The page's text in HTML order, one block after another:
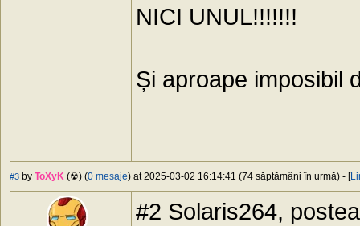
NICI UNUL!!!!!!!
Și aproape imposibil
#3 by ToXyK (☢) (0 mesaje) at 2025-03-02 16:14:41 (74 săptămâni în urmă) - [
#2 Solaris264,